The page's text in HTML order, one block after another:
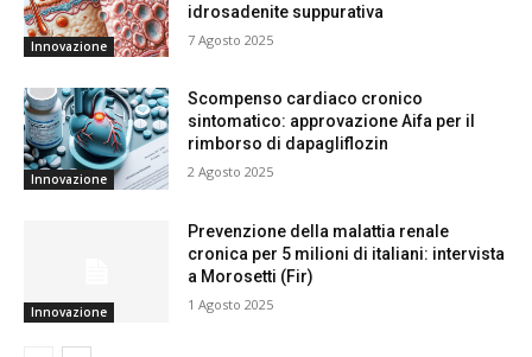
Innovazione
idrosadenite suppurativa
7 Agosto 2025
Innovazione
Scompenso cardiaco cronico
sintomatico: approvazione Aifa per il
rimborso di dapagliflozin
2 Agosto 2025
Innovazione
Prevenzione della malattia renale
cronica per 5 milioni di italiani: intervista
a Morosetti (Fir)
1 Agosto 2025